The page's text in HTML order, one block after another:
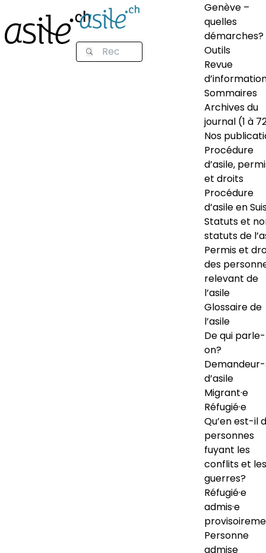
Genève –
quelles
démarches?
Outils
Revue
Sommaires
Archives du
journal (1 à
Nos
Procédure
d’asile,
et droits
Procédure
d’asile en
Statuts et
statuts de
Permis et
des
relevant de
l’asile
Glossaire de
l’asile
De qui
on?
d’asile
Migrant·e
Réfugié·e
Qu’en est-il
personnes
fuyant les
conflits et les
guerres?
Réfugié·e
admis·e
Personne
admise